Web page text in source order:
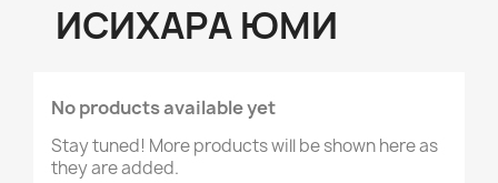
ИСИХАРА ЮМИ
No products available yet
Stay tuned! More products will be shown here as
they are added.